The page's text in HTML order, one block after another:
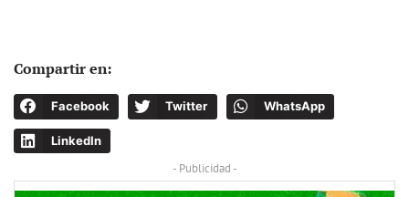
Compartir en:
Facebook Twitter WhatsApp
LinkedIn
- Publicidad -